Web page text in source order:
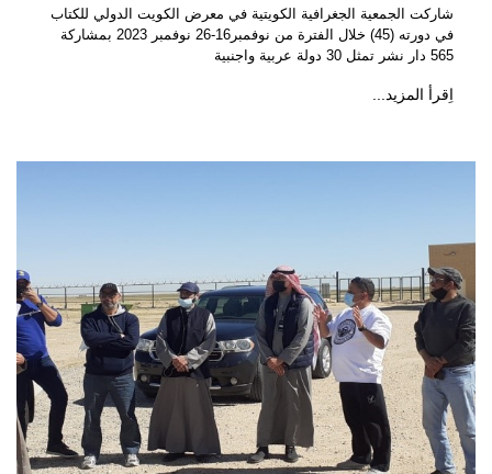
شاركت الجمعية الجغرافية الكويتية في معرض الكويت الدولي للكتاب
في دورته (45) خلال الفترة من نوفمبر16-26 نوفمبر 2023 بمشاركة
565 دار نشر تمثل 30 دولة عربية واجنبية
اِقرأ المزيد...